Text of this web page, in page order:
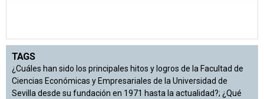
TAGS
¿Cuáles han sido los principales hitos y logros de la Facultad de
Ciencias Económicas y Empresariales de la Universidad de
Sevilla desde su fundación en 1971 hasta la actualidad?; ¿Qué